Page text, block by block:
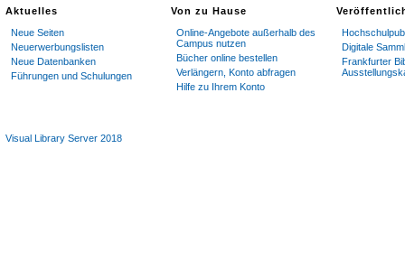
Aktuelles
Neue Seiten
Neuerwerbungslisten
Neue Datenbanken
Führungen und Schulungen
Von zu Hause
Online-Angebote außerhalb des
Campus nutzen
Bücher online bestellen
Verlängern, Konto abfragen
Hilfe zu Ihrem Konto
Digitale
Frankfurter
Visual Library Server 2018